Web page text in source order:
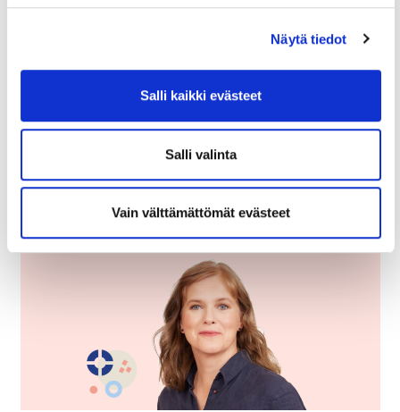
Näytä tiedot
Salli kaikki evästeet
Salli valinta
Vain välttämättömät evästeet
Tutustu HR:n ja työsuhteen aihealueen
koulutuksiin. Mikäli kiinnostuit, ilmoittaudu
Lue myös